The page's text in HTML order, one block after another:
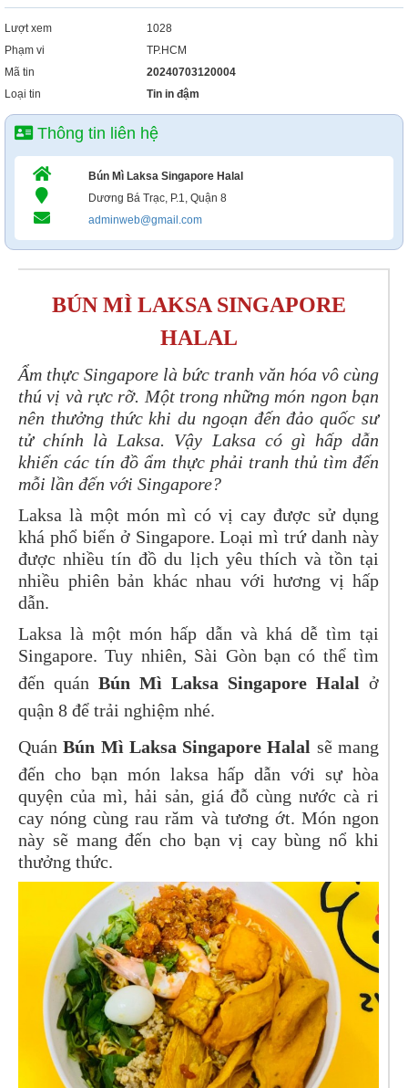
Lượt xem
1028
Phạm vi
TP.HCM
Mã tin
20240703120004
Loại tin
Tin in đậm
Thông tin liên hệ
Bún Mì Laksa Singapore Halal
Dương Bá Trạc, P.1, Quận 8
adminweb@gmail.com
BÚN MÌ LAKSA SINGAPORE
HALAL
Ẩm thực Singapore là bức tranh văn hóa vô cùng
thú vị và rực rỡ. Một trong những món ngon bạn
nên thưởng thức khi du ngoạn đến đảo quốc sư
tử chính là Laksa. Vậy Laksa có gì hấp dẫn
khiến các tín đồ ẩm thực phải tranh thủ tìm đến
mỗi lần đến với Singapore?
Laksa là một món mì có vị cay được sử dụng
khá phổ biến ở Singapore. Loại mì trứ danh này
được nhiều tín đồ du lịch yêu thích và tồn tại
nhiều phiên bản khác nhau với hương vị hấp
dẫn.
Laksa là một món hấp dẫn và khá dễ tìm tại
Singapore. Tuy nhiên, Sài Gòn bạn có thể tìm
đến quán Bún Mì Laksa Singapore Halal ở
quận 8 để trải nghiệm nhé.
QuánBún Mì Laksa Singapore Halal sẽ mang
đến cho bạn món laksa hấp dẫn với sự hòa
quyện của mì, hải sản, giá đỗ cùng nước cà ri
cay nóng cùng rau răm và tương ớt. Món ngon
này sẽ mang đến cho bạn vị cay bùng nổ khi
thưởng thức.